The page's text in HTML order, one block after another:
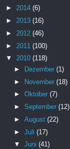
► 2014 (6)
► 2013 (16)
► 2012 (46)
► 2011 (100)
▼ 2010 (118)
►
Dezember (1)
► November (18)
► Oktober (7)
► September (12)
► August (22)
► Juli (17)
▼ Juni (41)